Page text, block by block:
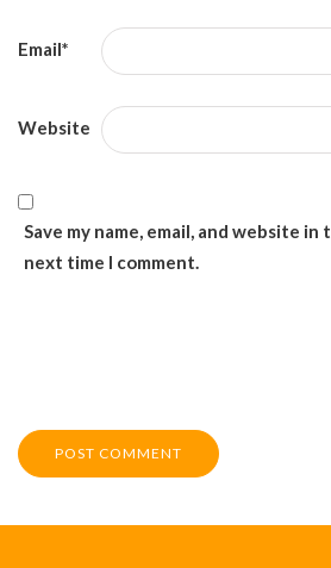
Email*
Website
Save my name, email, and website
next time I comment.